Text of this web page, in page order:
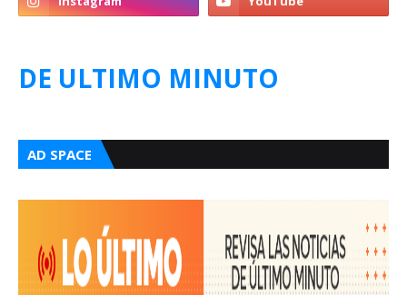
DE ULTIMO MINUTO
AD SPACE